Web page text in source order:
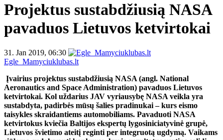
Projektus sustabdžiusią NASA
pavaduos Lietuvos ketvirtokai
31. Jan 2019, 06:30
Egle_Mamyciuklubas.lt
Įvairius projektus sustabdžiusią NASA (angl. National
Aeronautics and Space Administration) pavaduos Lietuvos
ketvirtokai. Kol uždarius JAV vyriausybę NASA veikla yra
sustabdyta, padirbės mūsų šalies pradinukai – kurs eismo
taisykles skraidantiems automobiliams. Pavaduoti NASA
ketvirtokus kviečia Baltijos ekspertų lygosiniciatyvinė grupė,
Lietuvos švietimo ateitį reginti per integruotą ugdymą. Vaikams